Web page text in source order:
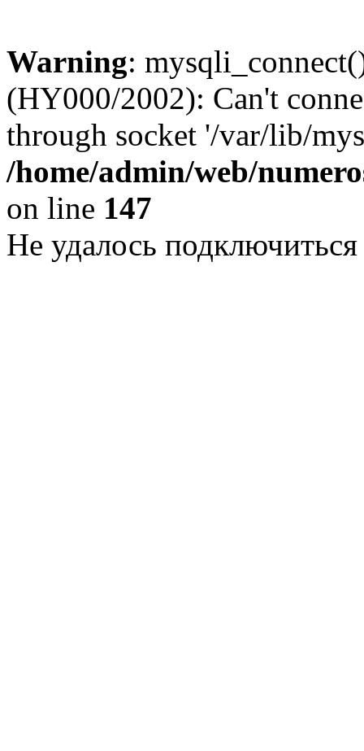
Warning:
(HY000/2002): Can't
through socket '/var/lib/
/home/admin/web/
on line 147
Не удалось